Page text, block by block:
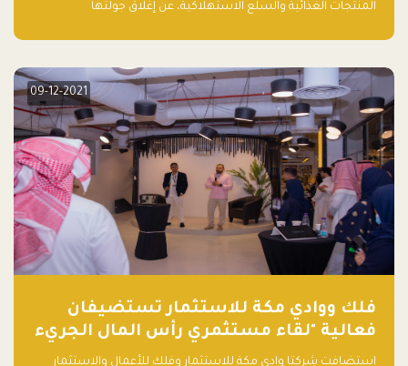
المنتجات الغذائية والسلع الاستهلاكية، عن إغلاق جولتها
دولار أمريكي)، بقيادة شركتي دعم المنشآت المحدودة وتسارع القابضة
09-12-2021
فلك ووادي مكة للاستثمار تستضيفان
فعالية "لقاء مستثمري رأس المال الجريء
في المنطقة"
استضافت شركتا وادي مكة للاستثمار وفلك للأعمال والاستثمار